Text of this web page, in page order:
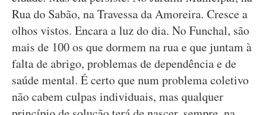
Rua do Sabão, na Travessa da Amoreira. Cresce a
olhos vistos. Encara a luz do dia. No Funchal, são
mais de 100 os que dormem na rua e que juntam à
falta de abrigo, problemas de dependência e de
saúde mental. É certo que num problema coletivo
não cabem culpas individuais, mas qualquer